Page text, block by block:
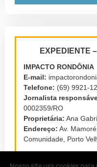
EXPEDIENTE
IMPACTO RONDÔNIA
E-mail:
Telefone: (69) 9921-
Jornalista
0002359/RO
Proprietária: Ana
Endereço: Av.
Comunidade, Porto